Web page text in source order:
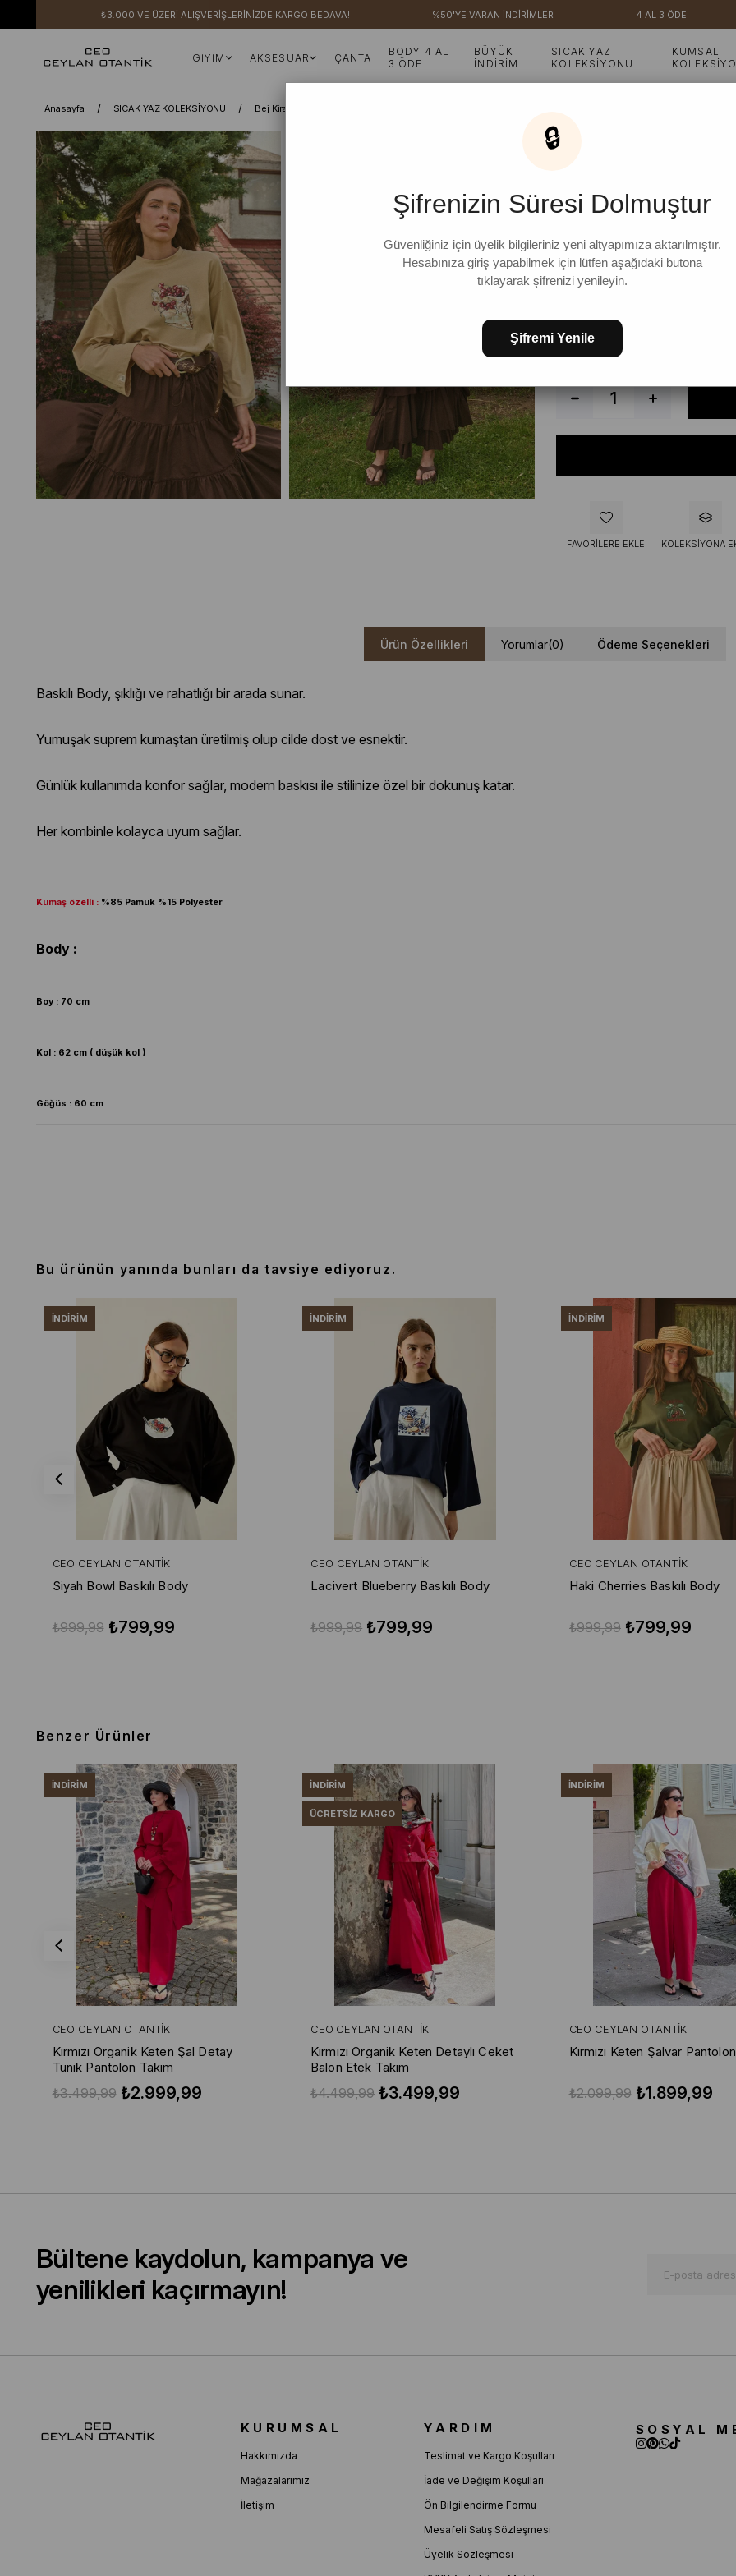
₺3.000 VE ÜZERİ ALIŞVERİŞLERİNİZDE KARGO BEDAVA! %50'YE VARAN İNDİRİMLER 4 AL 3 ÖDE
GİYİM AKSESUAR ÇANTA
BODY 4 AL
3 ÖDE
BÜYÜK
İNDİRİM
SICAK YAZ
KOLEKSİYONU
KUMSAL
Anasayfa SICAK YAZ KOLEKSİYONU Bej Kiraz Baskılı Body
Bej Kiraz Baskılı Body
%
20
₺999,99
STD
FAVORILERE EKLE KOLEKSIYONA
Ürün Özellikleri Yorumlar(0) Ödeme Seçenekleri
Baskılı Body, şıklığı ve rahatlığı bir arada sunar.
Yumuşak suprem kumaştan üretilmiş olup cilde dost ve esnektir.
Günlük kullanımda konfor sağlar, modern baskısı ile stilinize özel bir dokunuş katar.
Her kombinle kolayca uyum sağlar.
Kumaş özelli : %85 Pamuk %15 Polyester
Body :
Boy : 70 cm
Kol : 62 cm ( düşük kol )
Göğüs : 60 cm
Bu ürünün yanında bunları da tavsiye ediyoruz.
CEO CEYLAN OTANTIK
Siyah Bowl Baskılı Body
₺799,99
₺999,99
İNDIRIM
CEO CEYLAN OTANTIK
Lacivert Blueberry Baskılı Body
₺799,99
₺999,99
İNDIRIM
CEO CEYLAN OTANTIK
Haki Cherries Baskılı Body
₺799,99
₺999,99
İNDIRIM
Benzer Ürünler
CEO CEYLAN OTANTIK
Kırmızı Organik Keten Şal Detay
Tunik Pantolon Takım
₺2.999,99
₺3.499,99
İNDIRIM
CEO CEYLAN OTANTIK
Kırmızı Organik Keten Detaylı Ceket
Balon Etek Takım
₺3.499,99
₺4.499,99
İNDIRIM
ÜCRETSIZ KARGO
CEO CEYLAN OTANTIK
Kırmızı Keten Şalvar Pantolon
₺1.899,99
₺2.099,99
İNDIRIM
Bültene kaydolun, kampanya ve
yenilikleri kaçırmayın!
KURUMSAL
Hakkımızda
Mağazalarımız
İletişim
YARDIM
Teslimat ve Kargo Koşulları
İade ve Değişim Koşulları
Ön Bilgilendirme Formu
Mesafeli Satış Sözleşmesi
Üyelik Sözleşmesi
SOSYAL
🔒
Şifrenizin Süresi Dolmuştur
Güvenliğiniz için üyelik bilgileriniz yeni altyapımıza aktarılmıştır.
Hesabınıza giriş yapabilmek için lütfen aşağıdaki butona
tıklayarak şifrenizi yenileyin.
Şifremi Yenile